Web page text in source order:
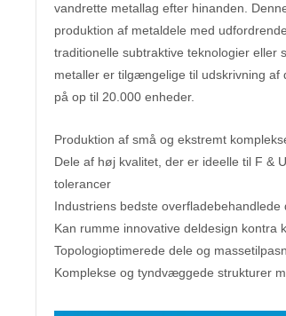
vandrette metallag efter hinanden.
produktion af metaldele med
traditionelle subtraktive teknologier eller
metaller er tilgængelige til udskrivning
på op til 20.000 enheder.
Produktion af små og ekstremt
Dele af høj kvalitet, der er ideelle til F &
tolerancer
Industriens bedste
Kan rumme innovative deldesign kontra
Topologioptimerede dele og
Komplekse og tyndvæggede strukturer